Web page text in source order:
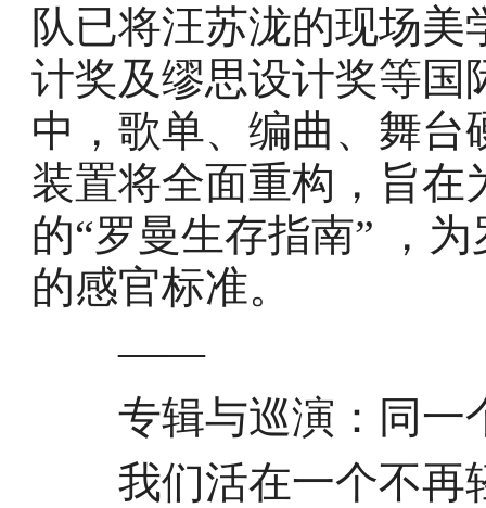
队已将汪苏泷的现场
计奖及缪思设计奖等国
中，歌单、编曲、舞台
装置将全面重构，旨在
的“罗曼生存指南” ，
的感官标准。
——
专辑与巡演：同一
我们活在一个不再